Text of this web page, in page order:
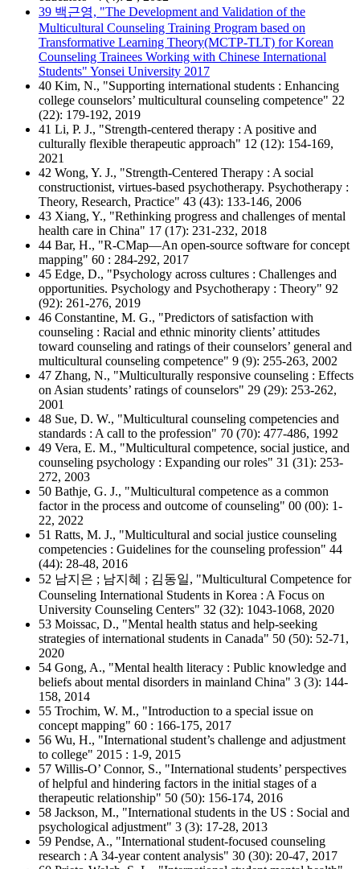
39 백근영, "The Development and Validation of the
Multicultural Counseling Training Program based on
Transformative Learning Theory(MCTP-TLT) for Korean
Counseling Trainees Working with Chinese International
Students" Yonsei University 2017
40 Kim, N., "Supporting international students : Enhancing
college counselors’ multicultural counseling competence" 22
(22): 179-192, 2019
41 Li, P. J., "Strength-centered therapy : A positive and
culturally flexible therapeutic approach" 12 (12): 154-169,
2021
42 Wong, Y. J., "Strength-Centered Therapy : A social
constructionist, virtues-based psychotherapy. Psychotherapy :
Theory, Research, Practice" 43 (43): 133-146, 2006
43 Xiang, Y., "Rethinking progress and challenges of mental
health care in China" 17 (17): 231-232, 2018
44 Bar, H., "R-CMap—An open-source software for concept
mapping" 60 : 284-292, 2017
45 Edge, D., "Psychology across cultures : Challenges and
opportunities. Psychology and Psychotherapy : Theory" 92
(92): 261-276, 2019
46 Constantine, M. G., "Predictors of satisfaction with
counseling : Racial and ethnic minority clients’ attitudes
toward counseling and ratings of their counselors’ general and
multicultural counseling competence" 9 (9): 255-263, 2002
47 Zhang, N., "Multiculturally responsive counseling : Effects
on Asian students’ ratings of counselors" 29 (29): 253-262,
2001
48 Sue, D. W., "Multicultural counseling competencies and
standards : A call to the profession" 70 (70): 477-486, 1992
49 Vera, E. M., "Multicultural competence, social justice, and
counseling psychology : Expanding our roles" 31 (31): 253-
272, 2003
50 Bathje, G. J., "Multicultural competence as a common
factor in the process and outcome of counseling" 00 (00): 1-
22, 2022
51 Ratts, M. J., "Multicultural and social justice counseling
competencies : Guidelines for the counseling profession" 44
(44): 28-48, 2016
52 남지은 ; 남지혜 ; 김동일, "Multicultural Competence for
Counseling International Students in Korea : A Focus on
University Counseling Centers" 32 (32): 1043-1068, 2020
53 Moissac, D., "Mental health status and help-seeking
strategies of international students in Canada" 50 (50): 52-71,
2020
54 Gong, A., "Mental health literacy : Public knowledge and
beliefs about mental disorders in mainland China" 3 (3): 144-
158, 2014
55 Trochim, W. M., "Introduction to a special issue on
concept mapping" 60 : 166-175, 2017
56 Wu, H., "International student’s challenge and adjustment
to college" 2015 : 1-9, 2015
57 Willis-O’ Connor, S., "International students’ perspectives
of helpful and hindering factors in the initial stages of a
therapeutic relationship" 50 (50): 156-174, 2016
58 Jackson, M., "International students in the US : Social and
psychological adjustment" 3 (3): 17-28, 2013
59 Pendse, A., "International student-focused counseling
research : A 34-year content analysis" 30 (30): 20-47, 2017